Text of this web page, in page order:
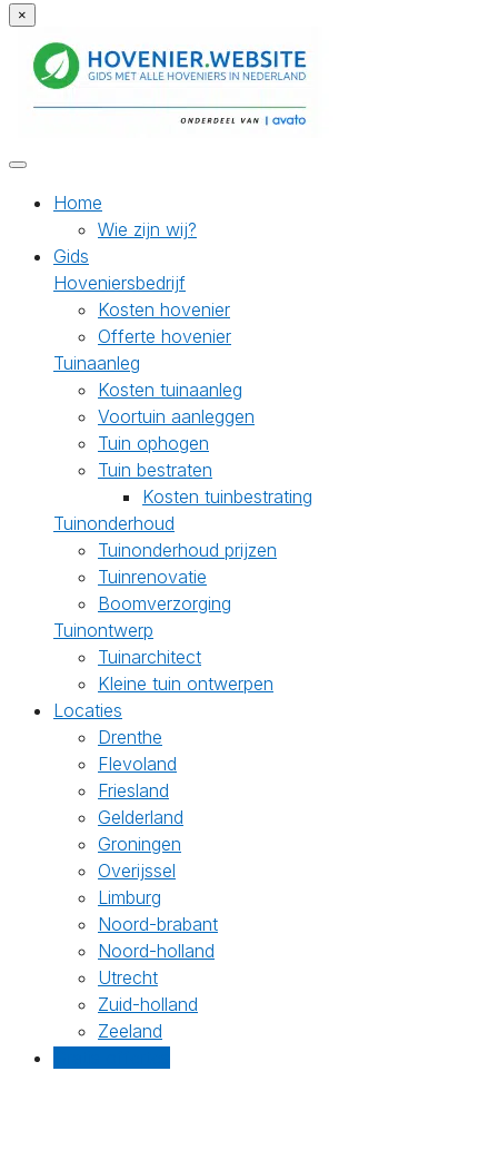
×
Home
Wie zijn wij?
Gids
Hoveniersbedrijf
Kosten hovenier
Offerte hovenier
Tuinaanleg
Kosten tuinaanleg
Voortuin aanleggen
Tuin ophogen
Tuin bestraten
Kosten tuinbestrating
Tuinonderhoud
Tuinonderhoud prijzen
Tuinrenovatie
Boomverzorging
Tuinontwerp
Tuinarchitect
Kleine tuin ontwerpen
Locaties
Drenthe
Flevoland
Friesland
Gelderland
Groningen
Overijssel
Limburg
Noord-brabant
Noord-holland
Utrecht
Zuid-holland
Zeeland